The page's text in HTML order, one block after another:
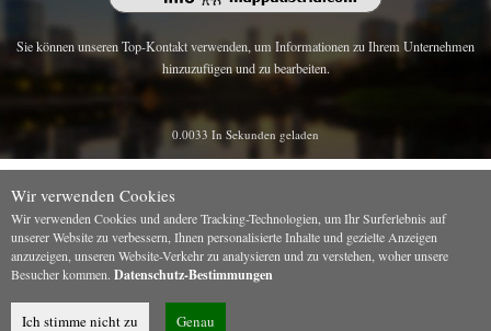
Sie können unseren Top-Kontakt verwenden, um Informationen zu Ihrem Unternehmen
hinzuzufügen und zu bearbeiten.
0.0033 In Sekunden geladen
Wir verwenden Cookies
Wir verwenden Cookies und andere Tracking-Technologien, um Ihr Surferlebnis auf
unserer Website zu verbessern, Ihnen personalisierte Inhalte und gezielte Anzeigen
anzuzeigen, unseren Website-Verkehr zu analysieren und zu verstehen, woher unsere
Besucher kommen. Datenschutz-Bestimmungen
Ich stimme nicht zu Genau